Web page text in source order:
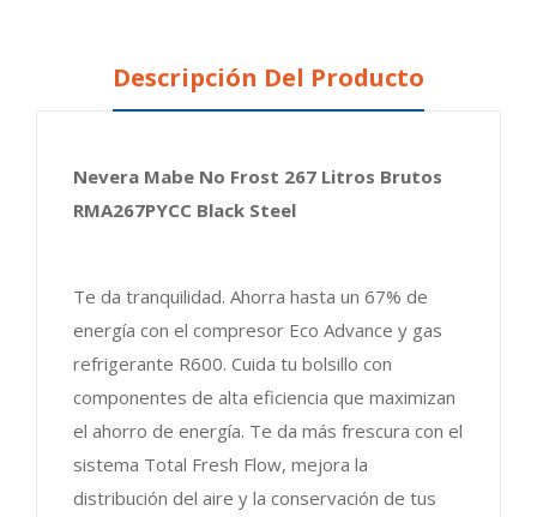
Descripción Del Producto
Nevera Mabe No Frost 267 Litros Brutos
RMA267PYCC Black Steel
Te da tranquilidad. Ahorra hasta un 67% de
energía con el compresor Eco Advance y gas
refrigerante R600. Cuida tu bolsillo con
componentes de alta eficiencia que maximizan
el ahorro de energía. Te da más frescura con el
sistema Total Fresh Flow, mejora la
distribución del aire y la conservación de tus